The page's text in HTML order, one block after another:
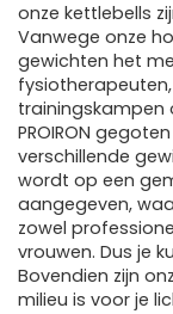
onze kettlebells
Vanwege onze
gewichten het
trainingskampen
PROIRON
verschillende
wordt op een
aangegeven,
zowel
vrouwen. Dus je
Bovendien zijn
milieu is voor je